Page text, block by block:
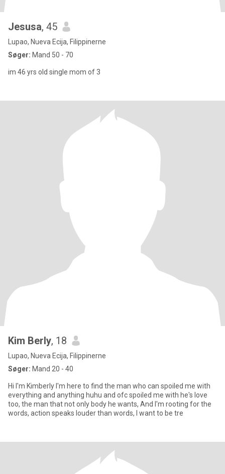
Jesusa, 45
Lupao, Nueva Ecija, Filippinerne
Søger: Mand 50 - 70
im 46 yrs old single mom of 3
Kim Berly, 18
Lupao, Nueva Ecija, Filippinerne
Søger: Mand 20 - 40
Hi I'm Kimberly I'm here to find the man who can spoiled me with
everything and anything huhu and ofc spoiled me with he's love
too, the man that not only body he wants, And I'm rooting for the
words, action speaks louder than words, I want to be tre